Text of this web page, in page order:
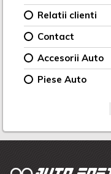
Relatii clienti
Contact
Accesorii Auto
Piese Auto